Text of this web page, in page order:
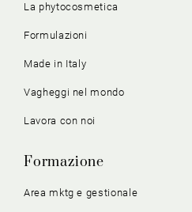
La phytocosmetica
Formulazioni
Made in Italy
Vagheggi nel mondo
Lavora con noi
Formazione
Area mktg e gestionale